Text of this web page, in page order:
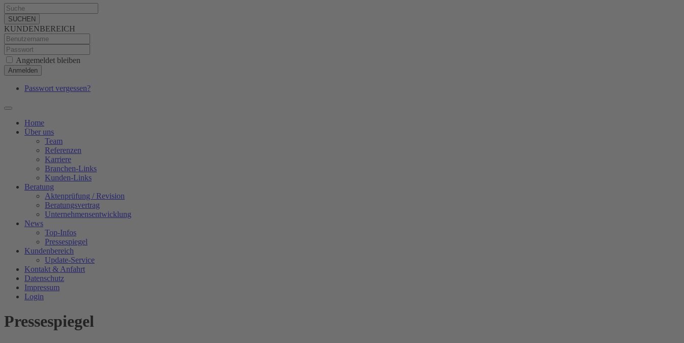
SUCHEN
KUNDENBEREICH
Angemeldet bleiben
Anmelden
Passwort vergessen?
Home
Über uns
Team
Referenzen
Karriere
Branchen-Links
Kunden-Links
Beratung
Aktenprüfung / Revision
Beratungsvertrag
Unternehmensentwicklung
News
Top-Infos
Pressespiegel
Kundenbereich
Update-Service
Kontakt & Anfahrt
Datenschutz
Impressum
Login
Pressespiegel